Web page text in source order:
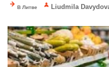
В Литве Liudmila